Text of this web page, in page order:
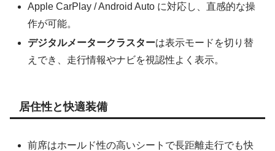
Apple CarPlay / Android Auto に対応し、直感的な操
作が可能。
デジタルメータークラスターは表示モードを切り替
えでき、走行情報やナビを視認性よく表示。
居住性と快適装備
前席はホールド性の高いシートで長距離走行でも快